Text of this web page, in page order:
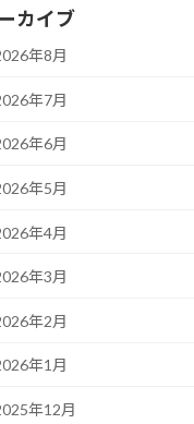
カイブ
年8月
年7月
年6月
年5月
年4月
年3月
年2月
年1月
年12月